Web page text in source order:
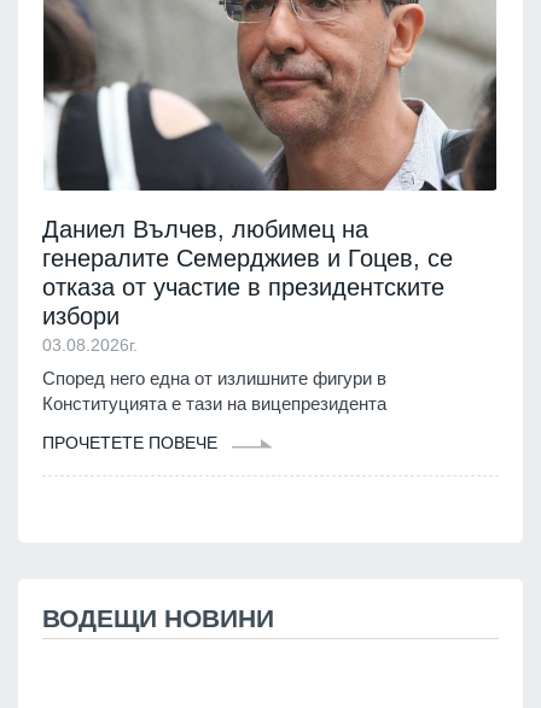
Даниел Вълчев, любимец на
генералите Семерджиев и Гоцев, се
отказа от участие в президентските
избори
03.08.2026г.
Според него една от излишните фигури в
Конституцията е тази на вицепрезидента
ПРОЧЕТЕТЕ ПОВЕЧЕ
ВОДЕЩИ НОВИНИ